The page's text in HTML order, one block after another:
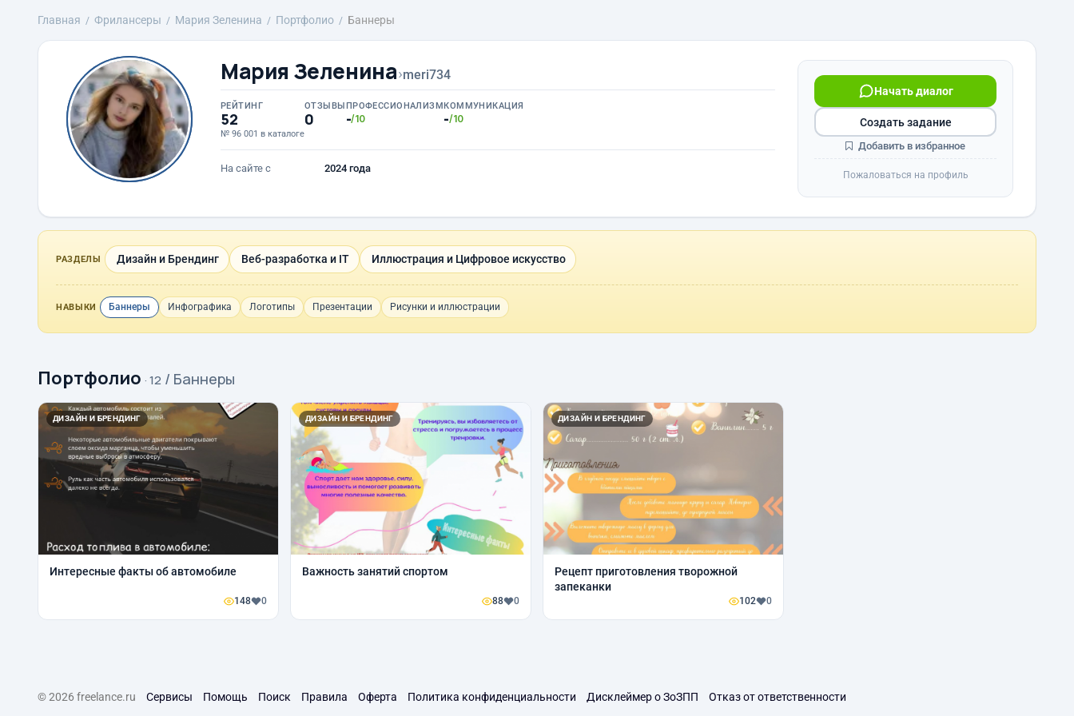
Главная Фрилансеры Мария Зеленина Портфолио Баннеры
Мария Зеленина›meri734
РЕЙТИНГ
52
№ 96 001 в каталоге
ОТЗЫВЫ
0
ПРОФЕССИОНАЛИЗМ
-/10
КОММУНИКАЦИЯ
-/10
На сайте с 2024 года
Начать диалог
Создать задание
Добавить в избранное
Пожаловаться на профиль
РАЗДЕЛЫ Дизайн и Брендинг Веб-разработка и IT Иллюстрация и Цифровое искусство
НАВЫКИ Баннеры Инфографика Логотипы Презентации Рисунки и иллюстрации
Портфолио · 12 / Баннеры
ДИЗАЙН И БРЕНДИНГ
Интересные факты об автомобиле
148 0
ДИЗАЙН И БРЕНДИНГ
Важность занятий спортом
88 0
ДИЗАЙН И БРЕНДИНГ
Рецепт приготовления творожной
запеканки
102 0
© 2026 freelance.ru Сервисы Помощь Поиск Правила Оферта Политика конфиденциальности Дисклеймер о ЗоЗПП Отказ от ответственности